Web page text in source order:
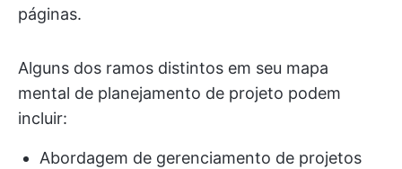
páginas.
Alguns dos ramos distintos em seu mapa
mental de planejamento de projeto podem
incluir:
Abordagem de gerenciamento de projetos